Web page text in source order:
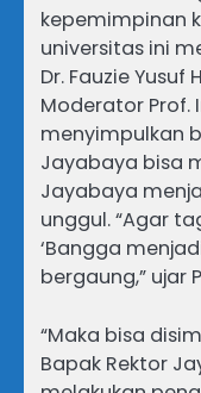
kepemimpinan
universitas ini
Dr. Fauzie Yusuf
Moderator Prof.
menyimpulkan
Jayabaya bisa
Jayabaya
unggul. “Agar
‘Bangga
bergaung,” ujar
“Maka bisa
Bapak Rektor